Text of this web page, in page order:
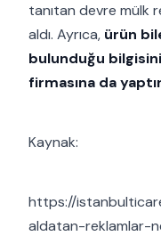
tanıtan devre mülk
aldı. Ayrıca, ürün
bulunduğu
firmasına da
Kaynak:
https://
aldatan-reklamlar-